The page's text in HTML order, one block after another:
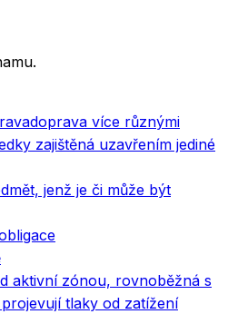
doprava více různými
zajištěná uzavřením jediné
jenž je či může být
aktivní zónou, rovnoběžná s
tlaky od zatížení